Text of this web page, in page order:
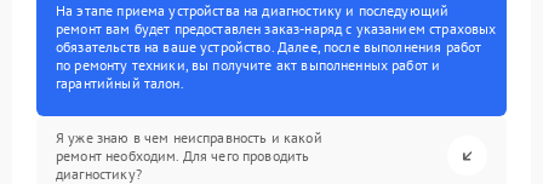
На этапе приема устройства на диагностику и последующий
ремонт вам будет предоставлен заказ-наряд с указанием страховых
обязательств на ваше устройство. Далее, после выполнения работ
по ремонту техники, вы получите акт выполненных работ и
гарантийный талон.
Я уже знаю в чем неисправность и какой
ремонт необходим. Для чего проводить
диагностику?